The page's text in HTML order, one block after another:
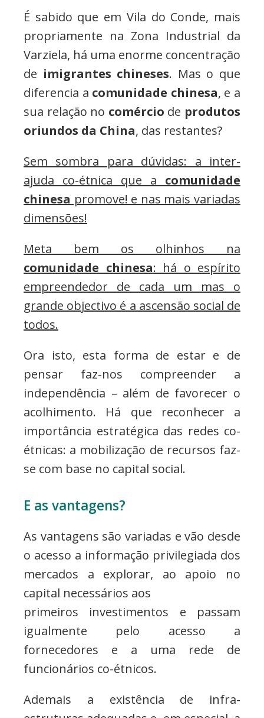
É sabido que em Vila do Conde, mais
propriamente na Zona Industrial da
Varziela, há uma enorme concentração
de imigrantes chineses. Mas o que
diferencia a comunidade chinesa, e a
sua relação no comércio de produtos
oriundos da China, das restantes?
Sem sombra para dúvidas: a inter-
ajuda co-étnica que a comunidade
chinesa promove! e nas mais variadas
dimensões!
Meta bem os olhinhos na
comunidade chinesa: há o espírito
empreendedor de cada um mas o
grande objectivo é a ascensão social de
todos.
Ora isto, esta forma de estar e de
pensar faz-nos compreender a
independência – além de favorecer o
acolhimento. Há que reconhecer a
importância estratégica das redes co-
étnicas: a mobilização de recursos faz-
se com base no capital social.
E as vantagens?
As vantagens são variadas e vão desde
o acesso a informação privilegiada dos
mercados a explorar, ao apoio no
capital necessários aos
primeiros investimentos e passam
igualmente pelo acesso a
fornecedores e a uma rede de
funcionários co-étnicos.
Ademais a existência de infra-